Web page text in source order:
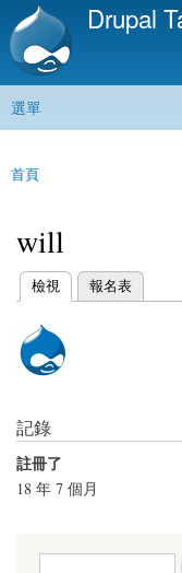
Drupal
主選單
選單
您在這裡
首頁
will
主要索引標籤
檢視
(作用中頁籤) 報名表
記錄
註冊了
18 年 7 個月
搜尋表單